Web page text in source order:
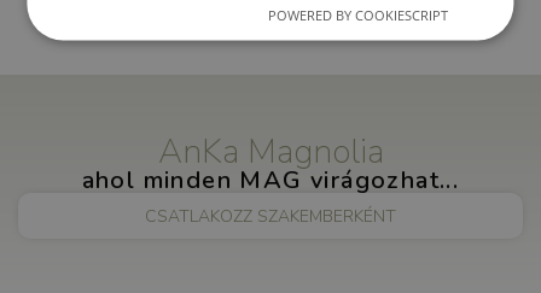
AnKa Magnolia
ahol minden MAG virágozhat...
CSATLAKOZZ SZAKEMBERKÉNT
POWERED BY COOKIESCRIPT